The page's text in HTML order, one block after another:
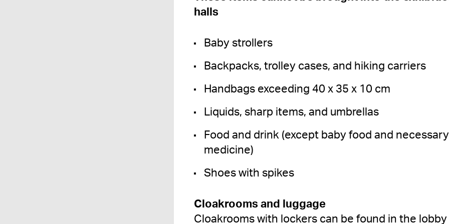
halls
Baby strollers
Backpacks, trolley cases, and hiking carriers
Handbags exceeding 40 x 35 x 10 cm
Liquids, sharp items, and umbrellas
Food and drink (except baby food and necessary
medicine)
Shoes with spikes
Cloakrooms and luggage
Cloakrooms with lockers can be found in the lobby